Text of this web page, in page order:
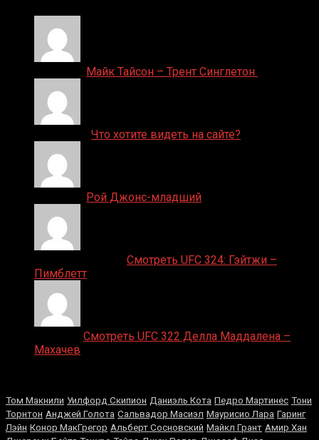
Майк Тайсон – Трент Синглетон
Что хотите видеть на сайте?
Рой Джонс-младший
Смотреть UFC 324: Гэйтжи –
Пимблетт
Смотреть UFC 322 Делла Маддалена –
Махачев
Том Макнили Уилфорд Скипион Даниэль Кота Педро Мартинес Тони
Торнтон Анджей Голота Сальвадор Масиэл Мaурисиo Лaрa Гаринг
Лэйн Конор МакГрегор Альберт Сосновский Майкл Грант Амир Хан